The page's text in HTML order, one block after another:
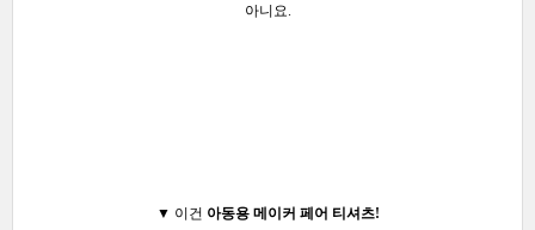
아니요.
▼ 이건 아동용 메이커 페어 티셔츠!